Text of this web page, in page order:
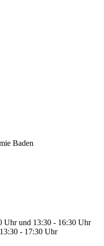
Baden
Uhr und 13:30 - 16:30 Uhr
- 17:30 Uhr